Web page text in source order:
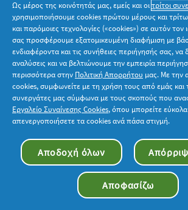
Σχετικά με την P&G
Νομικά
Ακολουθήστε μας
© 2026 Procter & Gamble. Με την επιφύλαξη
δικαιώματος. Η χρήση και η πρόσβαση στις
αυτόν τον ιστότοπο υπόκειται στους όρους και
που καθορίζονται στη νομική συμφωνία μας.
Ως μέρος της κοινότητάς μας, εμείς και οιτρίτοι
χρησιμοποιήσουμε cookies πρώτου μέρους και
και παρόμοιες τεχνολογίες («cookies») σε αυτόν τον
σας προσφέρουμε εξατομικευμένη διαφήμιση με
ενδιαφέροντα και τις συνήθειες περιήγησής σας, να
αναλύσεις και να βελτιώνουμε την εμπειρία
περισσότερα στην Πολιτική Απορρήτου μας. Με την
cookies, συμφωνείτε με τη χρήση τους από εμάς και
συνεργάτες μας σύμφωνα με τους σκοπούς που
Εργαλείο Συναίνεσης Cookies, όπου μπορείτε
απενεργοποιήσετε τα cookies ανά πάσα στιγμή.
Αποδοχή όλων
Αποφασίζω